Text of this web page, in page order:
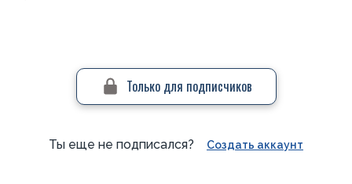
Только для подписчиков
Ты еще не подписался? Создать аккаунт